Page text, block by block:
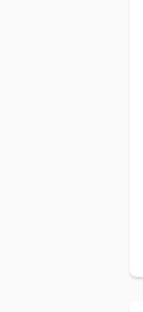
BVSC Napló: